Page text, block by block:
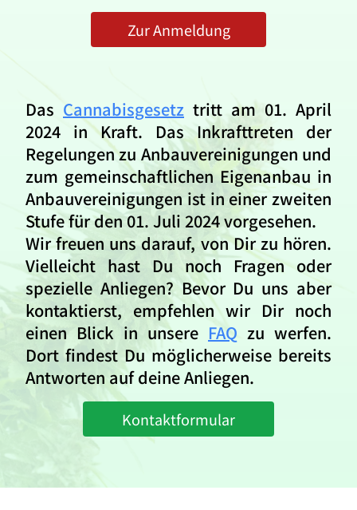
Zur Anmeldung
Das Cannabisgesetz tritt am 01. April
2024 in Kraft. Das Inkrafttreten der
Regelungen zu Anbauvereinigungen und
zum gemeinschaftlichen Eigenanbau in
Anbauvereinigungen ist in einer zweiten
Stufe für den 01. Juli 2024 vorgesehen.
Wir freuen uns darauf, von Dir zu hören.
Vielleicht hast Du noch Fragen oder
spezielle Anliegen? Bevor Du uns aber
kontaktierst, empfehlen wir Dir noch
einen Blick in unsere FAQ zu werfen.
Dort findest Du möglicherweise bereits
Antworten auf deine Anliegen.
Kontaktformular